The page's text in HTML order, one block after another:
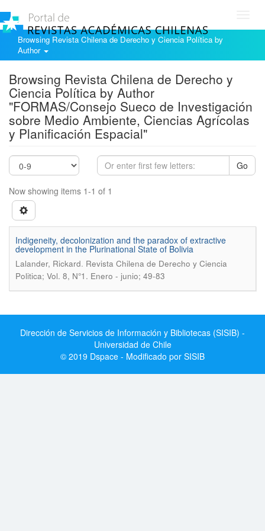
Browsing Revista Chilena de Derecho y Ciencia Política by
Author
Browsing Revista Chilena de Derecho y
Ciencia Política by Author
"FORMAS/Consejo Sueco de Investigación
sobre Medio Ambiente, Ciencias Agrícolas
y Planificación Espacial"
Go
Now showing items 1-1 of 1
Indigeneity, decolonization and the paradox of extractive
development in the Plurinational State of Bolivia
Lalander, Rickard. Revista Chilena de Derecho y Ciencia
Politica; Vol. 8, N°1. Enero - junio; 49-83
Dirección de Servicios de Información y Bibliotecas (SISIB) -
Universidad de Chile
© 2019 Dspace - Modificado por SISIB